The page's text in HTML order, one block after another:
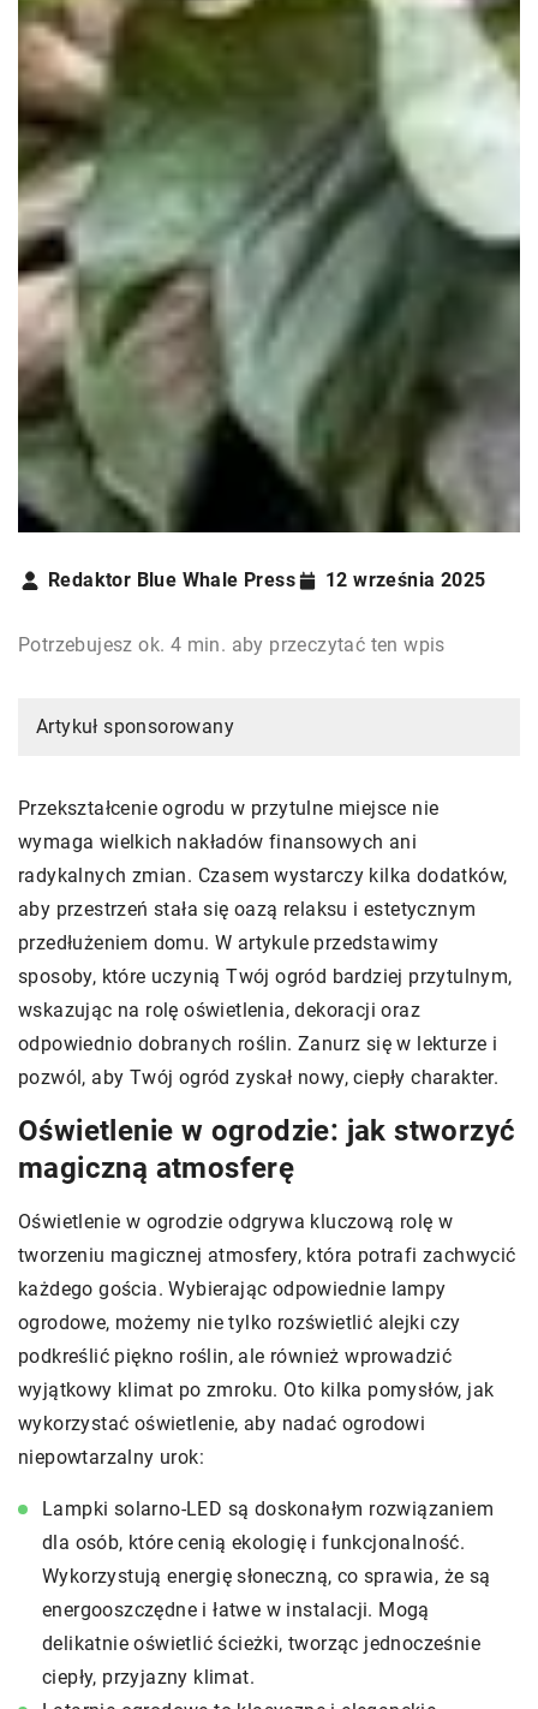
Redaktor Blue Whale Press 12 września 2025
Potrzebujesz ok. 4 min. aby przeczytać ten wpis
Artykuł sponsorowany
Przekształcenie ogrodu w przytulne miejsce nie
wymaga wielkich nakładów finansowych ani
radykalnych zmian. Czasem wystarczy kilka dodatków,
aby przestrzeń stała się oazą relaksu i estetycznym
przedłużeniem domu. W artykule przedstawimy
sposoby, które uczynią Twój ogród bardziej przytulnym,
wskazując na rolę oświetlenia, dekoracji oraz
odpowiednio dobranych roślin. Zanurz się w lekturze i
pozwól, aby Twój ogród zyskał nowy, ciepły charakter.
Oświetlenie w ogrodzie: jak stworzyć
magiczną atmosferę
Oświetlenie w ogrodzie odgrywa kluczową rolę w
tworzeniu magicznej atmosfery, która potrafi zachwycić
każdego gościa. Wybierając odpowiednie lampy
ogrodowe, możemy nie tylko rozświetlić alejki czy
podkreślić piękno roślin, ale również wprowadzić
wyjątkowy klimat po zmroku. Oto kilka pomysłów, jak
wykorzystać oświetlenie, aby nadać ogrodowi
niepowtarzalny urok:
Lampki solarno-LED są doskonałym rozwiązaniem
dla osób, które cenią ekologię i funkcjonalność.
Wykorzystują energię słoneczną, co sprawia, że są
energooszczędne i łatwe w instalacji. Mogą
delikatnie oświetlić ścieżki, tworząc jednocześnie
ciepły, przyjazny klimat.